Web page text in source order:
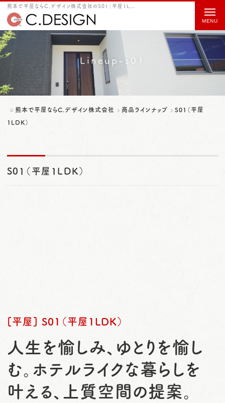
熊本で平屋ならC.デザイン株式会社のS01（平屋1LDK）をご紹介
Lineup-s01
熊本で平屋ならC.デザイン株式会社 商品ラインナップ
S01（平屋
1LDK）
S01（平屋1LDK）
[平屋] S01（平屋1LDK）
人生を愉しみ、ゆとりを愉し
む。ホテルライクな暮らしを
叶える、上質空間の提案。
t
o
g
g
l
e
a